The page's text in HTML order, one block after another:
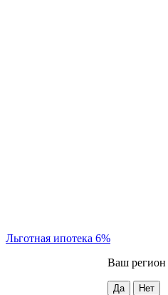
Льготная ипотека 6%
Ваш регион